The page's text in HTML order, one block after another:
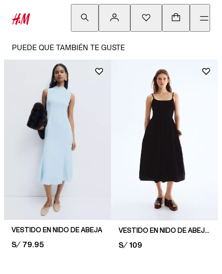
PUEDE QUE TAMBIÉN TE GUSTE
VESTIDO EN NIDO DE ABEJA
PRICE:
S/ 79.95
VESTIDO EN NIDO DE ABEJA EN POPELINA DE ALGODÓN
PRICE:
S/ 109